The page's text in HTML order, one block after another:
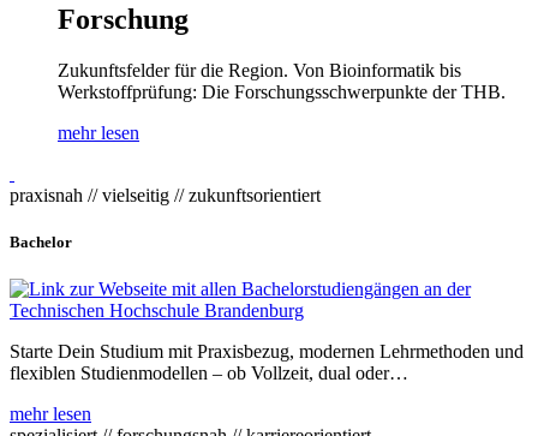
Forschung
Zukunftsfelder für die Region. Von Bioinformatik bis
Werkstoffprüfung: Die Forschungsschwerpunkte der THB.
mehr lesen
praxisnah // vielseitig // zukunftsorientiert
Bachelor
Starte Dein Studium mit Praxisbezug, modernen Lehrmethoden und
flexiblen Studienmodellen – ob Vollzeit, dual oder…
mehr lesen